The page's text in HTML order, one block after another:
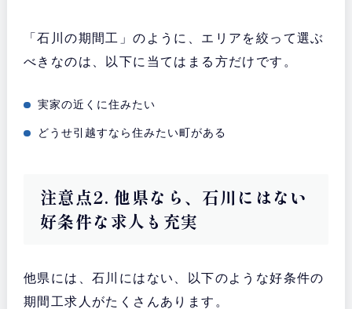
「石川の期間工」のように、エリアを絞って選ぶ
べきなのは、以下に当てはまる方だけです。
実家の近くに住みたい
どうせ引越すなら住みたい町がある
注意点2. 他県なら、石川にはない
好条件な求人も充実
他県には、石川にはない、以下のような好条件の
期間工求人がたくさんあります。